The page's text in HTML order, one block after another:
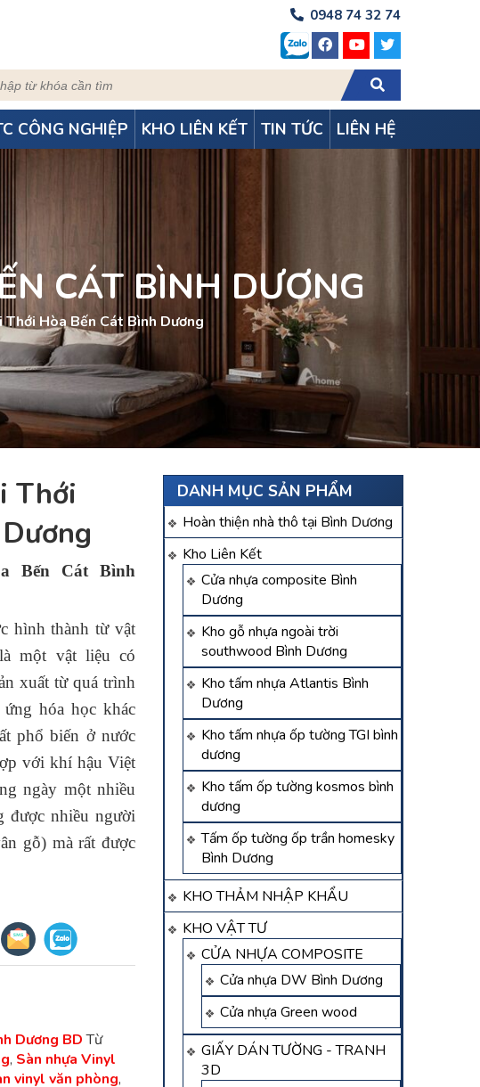
0948 74 32 74
CÔNG NGHIỆP KHO LIÊN KẾT TIN TỨC LIÊN HỆ
CÁT BÌNH DƯƠNG
Hòa Bến Cát Bình Dương
DANH MỤC SẢN PHẨM
Hoàn thiện nhà thô tại Bình Dương
Kho Liên Kết
Cửa nhựa composite Bình
Dương
Kho gỗ nhựa ngoài trời
southwood Bình Dương
Kho tấm nhựa Atlantis Bình
Dương
Kho tấm nhựa ốp tường TGI bình
dương
Kho tấm ốp tường kosmos bình
dương
Tấm ốp tường ốp trần homesky
Bình Dương
KHO THẢM NHẬP KHẨU
KHO VẬT TƯ
CỬA NHỰA COMPOSITE
Cửa nhựa DW Bình Dương
Cửa nhựa Green wood
GIẤY DÁN TƯỜNG - TRANH
3D
Thới
Bến Cát Bình
hình thành từ vật
một vật liệu có
xuất từ quá trình
hóa học khác
phổ biến ở nước
với khí hậu Việt
ngày một nhiều
được nhiều người
gỗ) mà rất được
Dương BD Từ
, Sàn nhựa Vinyl
vinyl văn phòng,